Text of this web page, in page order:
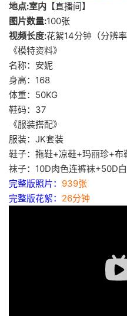
地点:室内 【直播间】
图片数量:100张
视频长度:花絮14分钟（分辨率
《模特资料》
名称：安妮
身高：168
体重：50KG
鞋码：37
《服装搭配》
服装：JK套装
鞋子：拖鞋+凉鞋+玛丽珍+布
袜子：10D肉色连裤袜+50D
完整版照片： 939张
完整版花絮： 26分钟